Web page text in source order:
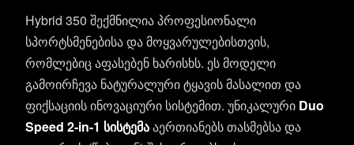
Hybrid 350 შექმნილია პროფესიონალი
სპორტსმენებისა და მოყვარულებისთვის,
რომლებიც აფასებენ ხარისხს. ეს მოდელი
გამოირჩევა ნატურალური ტყავის მასალით და
ფიქსაციის ინოვაციური სისტემით. უნიკალური Duo
Speed 2-in-1 სისტემააერთიანებს თასმებსა და